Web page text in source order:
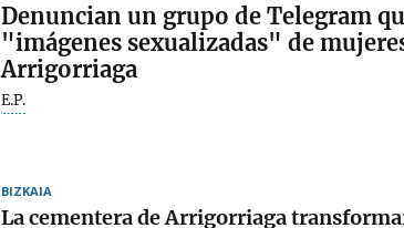
Denuncian un grupo de Telegram
"imágenes sexualizadas" de
Arrigorriaga
E.P.
BIZKAIA
La cementera de Arrigorriaga